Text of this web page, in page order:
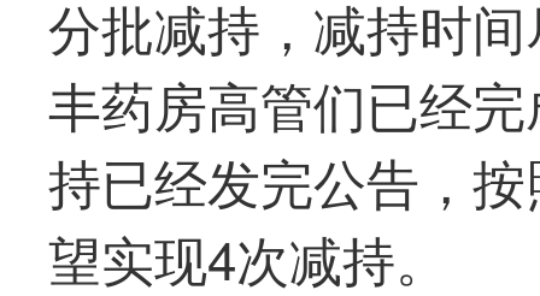
分批减持，减持时
丰药房高管们已经
持已经发完公告，
望实现4次减持。